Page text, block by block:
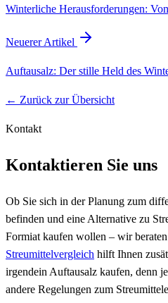
Winterliche Herausforderungen:
Neuerer Artikel
Auftausalz: Der stille Held des
← Zurück zur Übersicht
Kontakt
Kontaktieren Sie uns
Ob Sie sich in der Planung zum
befinden und eine Alternative zu
Formiat kaufen wollen – wir
Streumittelvergleich hilft Ihnen
irgendein Auftausalz kaufen, denn
andere Regelungen zum